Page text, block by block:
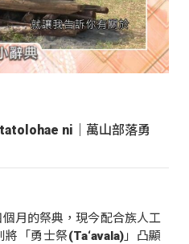
tatolohae ni｜萬山部落勇
月的祭典，現今配合族人工
「勇士祭(Ta‘avala)」凸顯